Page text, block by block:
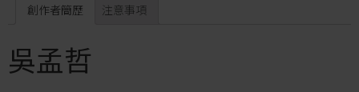
創作者簡歷 注意事項
吳孟哲